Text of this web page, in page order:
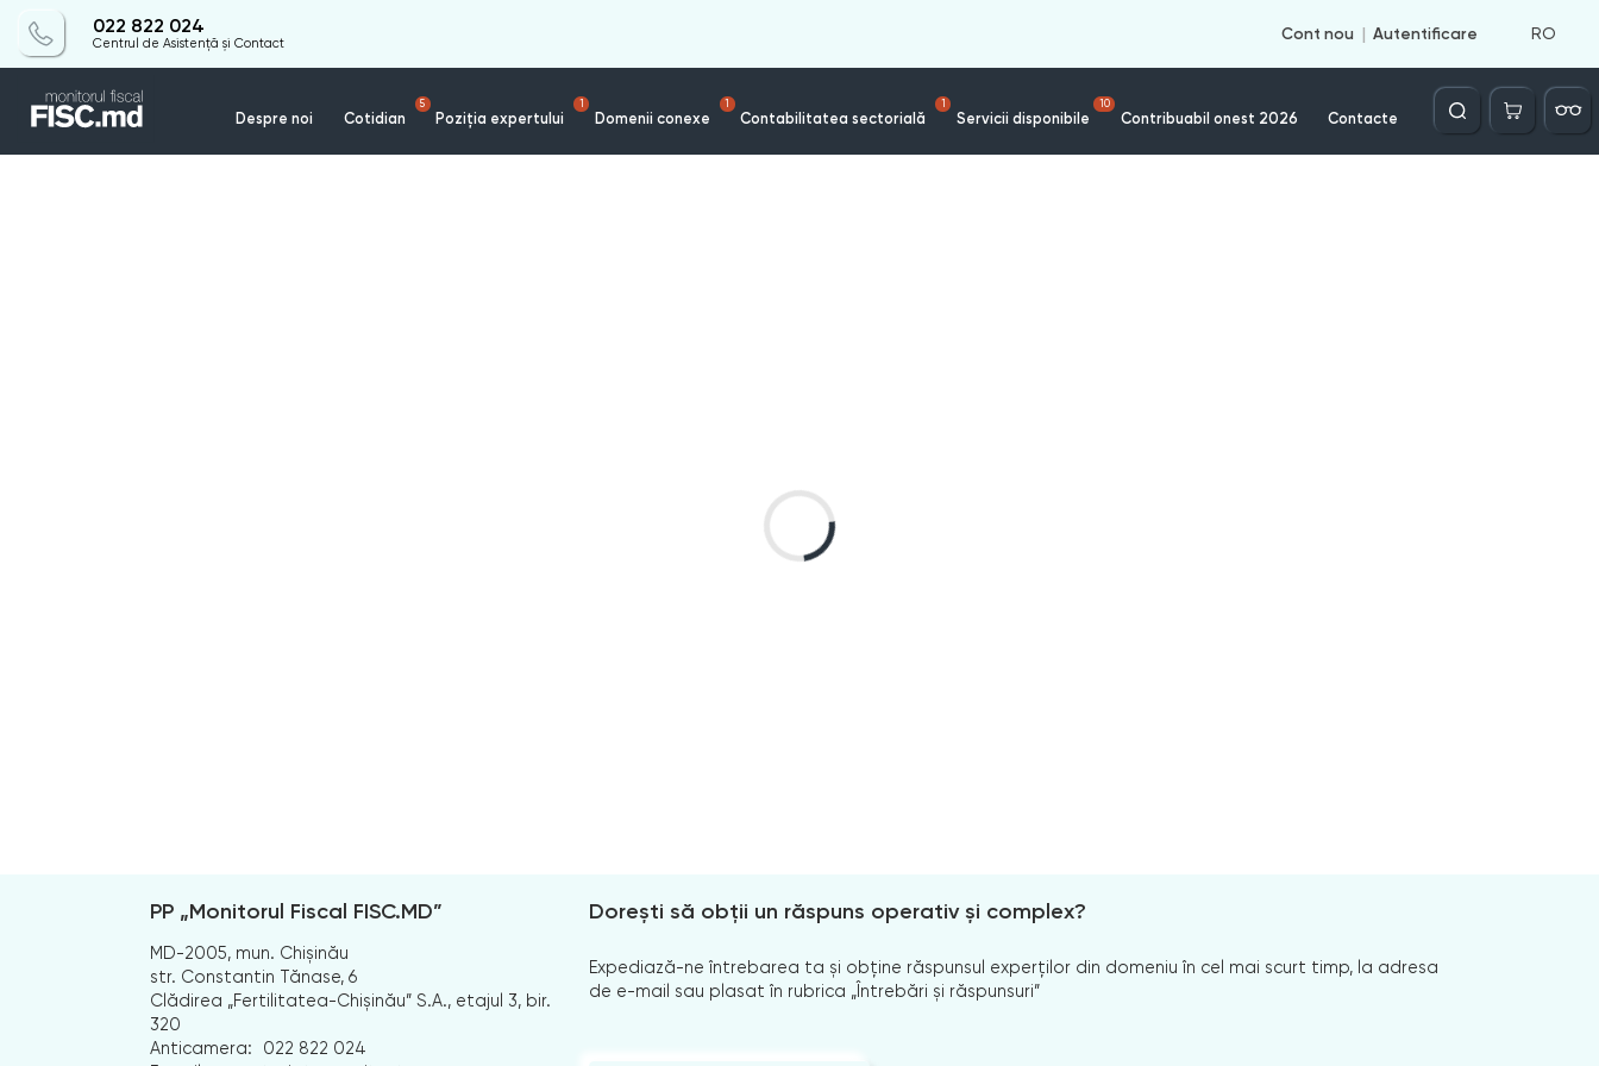
022 822 024
Centrul de Asistență și Contact
Cont nou Autentificare RO
Despre noi Cotidian
5
Poziția expertului
1
Domenii conexe
1
Contabilitatea sectorială
1
Servicii disponibile
10
Contribuabil onest 2026 Contacte
Căutare
PP „Monitorul Fiscal FISC.MD”
MD-2005, mun. Chișinău
str. Constantin Tănase, 6
Clădirea „Fertilitatea-Chișinău” S.A., etajul 3, bir.
320
Anticamera:
022 822 024
Dorești să obții un răspuns operativ și complex?
Expediază-ne întrebarea ta și obține răspunsul experților din domeniu în cel mai scurt timp, la adresa
de e-mail sau plasat în rubrica „Întrebări și răspunsuri”